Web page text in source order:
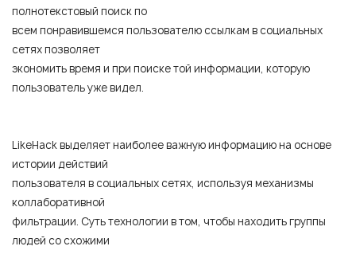
полнотекстовый поиск по
всем понравившемся пользователю ссылкам в социальных
сетях позволяет
экономить время и при поиске той информации, которую
пользователь уже видел.
LikeHack выделяет наиболее важную информацию на основе
истории действий
пользователя в социальных сетях, используя механизмы
коллаборативной
фильтрации. Суть технологии в том, чтобы находить группы
людей со схожими